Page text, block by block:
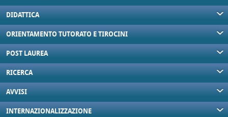
DIDATTICA
ORIENTAMENTO TUTORATO E TIROCINI
POST LAUREA
RICERCA
AVVISI
INTERNAZIONALIZZAZIONE